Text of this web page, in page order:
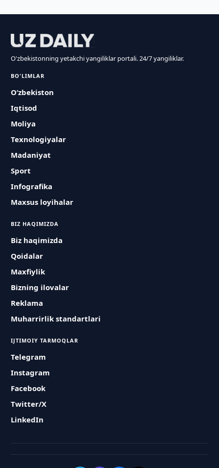
O'zbekistonning yetakchi yangiliklar portali. 24/7 yangiliklar.
BO'LIMLAR
O‘zbekiston
Iqtisod
Moliya
Texnologiyalar
Madaniyat
Sport
Infografika
Maxsus loyihalar
BIZ HAQIMIZDA
Biz haqimizda
Qoidalar
Maxfiylik
Bizning ilovalar
Reklama
Muharrirlik standartlari
IJTIMOIY TARMOQLAR
Telegram
Instagram
Facebook
Twitter/X
LinkedIn